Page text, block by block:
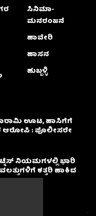
ಸಿನಿಮಾ-
ಮನರಂಜನೆ
ಹಾವೇರಿ
ಹಾಸನ
ಹುಬ್ಬಳ್ಳಿ
ಊಟ, ಹಾಸಿಗೆಗೆ
ಆರೋಪಿ : ಪೊಲೀಸರೇ
ನಿಯಮಗಳಲ್ಲಿ ಭಾರಿ
ಕತ್ತರಿ ಹಾಕಿದ